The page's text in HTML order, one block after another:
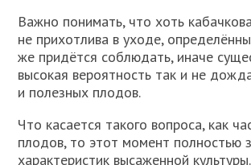
Важно понимать, что хоть
не прихотлива в уходе,
же придётся соблюдать, иначе
высокая вероятность так и не
и полезных плодов.
Что касается такого вопроса, как
плодов, то этот момент полностью
характеристик высаженной